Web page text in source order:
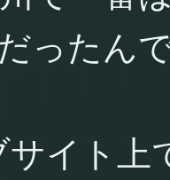
ったん
サイト上